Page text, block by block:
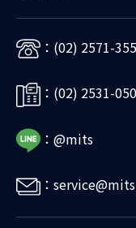
：(02) 2571-
：(02) 2531-
：@mits
：